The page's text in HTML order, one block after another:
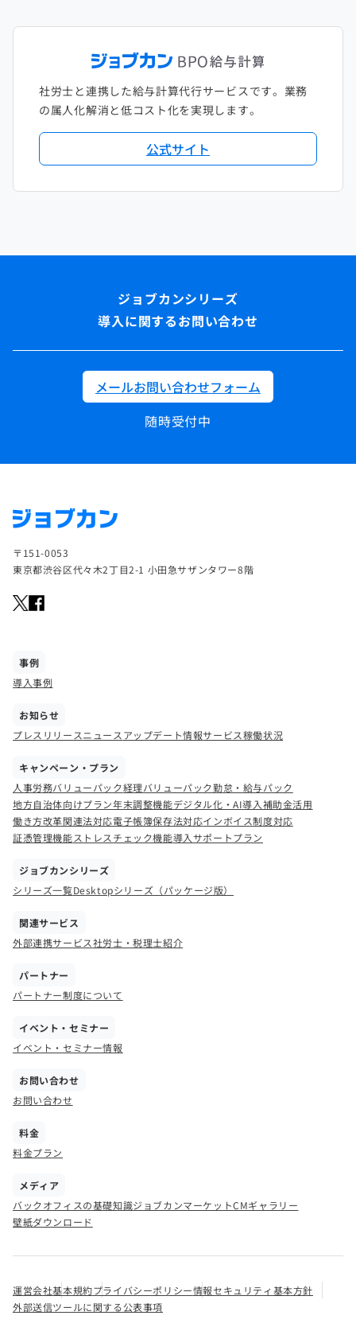
社労士と連携した給与計算代行サービスです。業務
の属人化解消と低コスト化を実現します。
公式サイト
導入に関するお問い合わせ
メールお問い合わせフォーム
随時受付中
〒151-0053
東京都渋谷区代々木2丁目2-1 小田急サザンタワー8階
事例
導入事例
お知らせ
プレスリリースニュース アップデート情報サービス稼働状況
キャンペーン・プラン
人事労務バリューパック経理バリューパック勤怠・給与パック
地方自治体向けプラン年末調整機能デジタル化・AI導入補助金活用
働き方改革関連法対応電子帳簿保存法対応インボイス制度対応
証憑管理機能ストレスチェック機能導入サポートプラン
ジョブカンシリーズ
シリーズ一覧Desktopシリーズ（パッケージ版）
関連サービス
外部連携サービス社労士・税理士紹介
パートナー
パートナー制度について
イベント・セミナー
イベント・セミナー情報
お問い合わせ
お問い合わせ
料金
料金プラン
メディア
バックオフィスの基礎知識ジョブカンマーケットCMギャラリー
壁紙ダウンロード
運営会社基本規約プライバシーポリシー情報セキュリティ基本方針
外部送信ツールに関する公表事項